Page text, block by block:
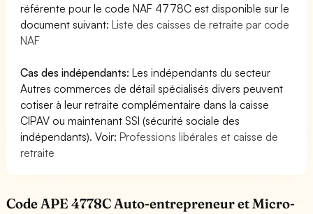
référente pour le code NAF 4778C est disponible sur le
document suivant:Liste des caisses de retraite par code
NAF
Cas des indépendants: Les indépendants du secteur
Autres commerces de détail spécialisés divers peuvent
cotiser à leur retraite complémentaire dans la caisse
CIPAV ou maintenant SSI (sécurité sociale des
indépendants). Voir:Professions libérales et caisse de
retraite
Code APE 4778C Auto-entrepreneur et Micro-